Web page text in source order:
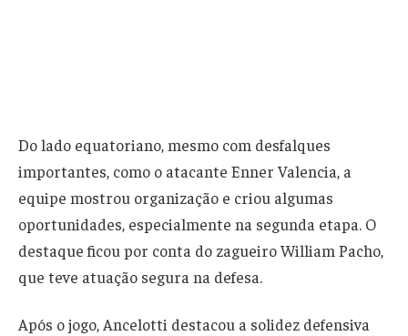
Do lado equatoriano, mesmo com desfalques
importantes, como o atacante Enner Valencia, a
equipe mostrou organização e criou algumas
oportunidades, especialmente na segunda etapa. O
destaque ficou por conta do zagueiro William Pacho,
que teve atuação segura na defesa.
Após o jogo, Ancelotti destacou a solidez defensiva